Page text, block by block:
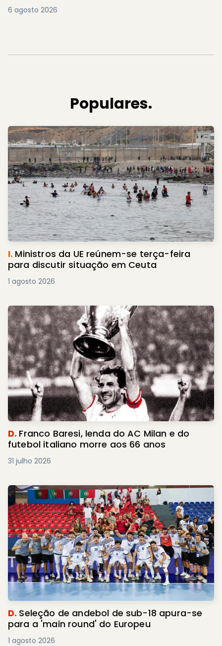
6 agosto 2026
Populares.
I. Ministros da UE reúnem-se terça-feira
para discutir situação em Ceuta
1 agosto 2026
D. Franco Baresi, lenda do AC Milan e do
futebol italiano morre aos 66 anos
31 julho 2026
D. Seleção de andebol de sub-18 apura-se
para a 'main round' do Europeu
1 agosto 2026